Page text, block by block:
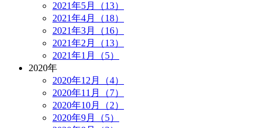
2021年5月（13）
2021年4月（18）
2021年3月（16）
2021年2月（13）
2021年1月（5）
2020年
2020年12月（4）
2020年11月（7）
2020年10月（2）
2020年9月（5）